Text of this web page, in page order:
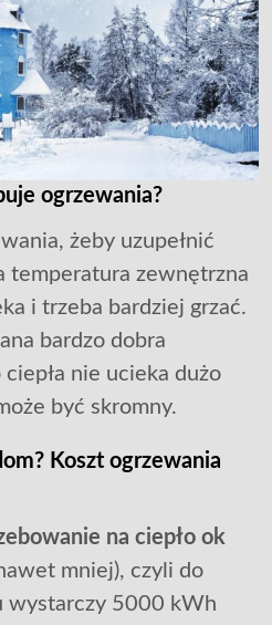
ogrzewania?
żeby uzupełnić
temperatura zewnętrzna
i trzeba bardziej grzać.
bardzo dobra
nie ucieka dużo
być skromny.
Koszt ogrzewania
na ciepło ok
mniej), czyli do
wystarczy 5000 kWh